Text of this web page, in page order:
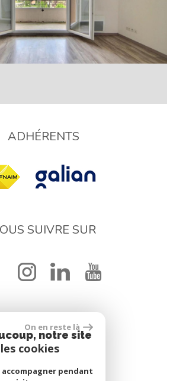
ADHÉRENTS
SUIVRE SUR
réalisé par
On en reste là
notre site
cookies
pendant